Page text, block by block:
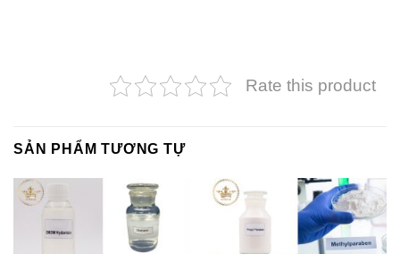
Rate this product
SẢN PHẨM TƯƠNG TỰ